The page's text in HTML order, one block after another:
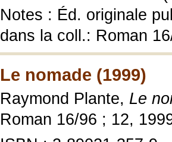
Notes : Éd. originale
dans la coll.: Roman
Le nomade (1999)
Raymond Plante, Le
Roman 16/96 ; 12,